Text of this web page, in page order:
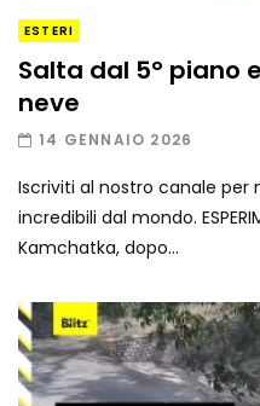
ESTERI
Salta dal 5° piano
neve
14 GENNAIO 2026
Iscriviti al nostro canale per
incredibili dal mondo.
Kamchatka, dopo...